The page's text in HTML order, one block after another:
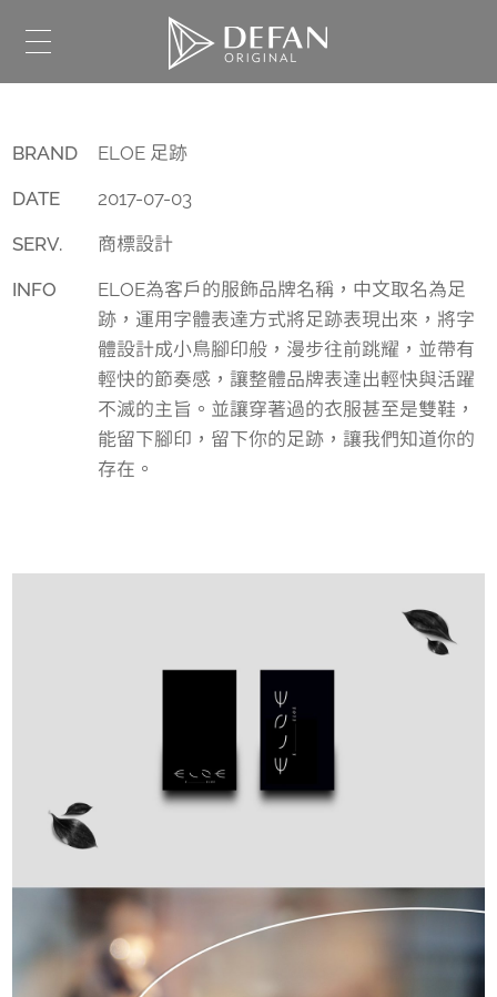
BRAND ELOE 足跡
DATE 2017-07-03
SERV. 商標設計
INFO
ELOE為客戶的服飾品牌名稱，中文取名為足
跡，運用字體表達方式將足跡表現出來，將字
體設計成小鳥腳印般，漫步往前跳耀，並帶有
輕快的節奏感，讓整體品牌表達出輕快與活躍
不滅的主旨。並讓穿著過的衣服甚至是雙鞋，
能留下腳印，留下你的足跡，讓我們知道你的
存在。